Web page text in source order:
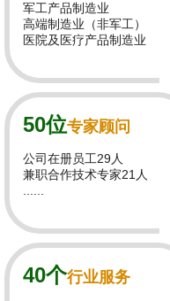
军工产品制造业
高端制造业（非军工）
医院及医疗产品制造业
50位专家顾问
公司在册员工29人
兼职合作技术专家21人
......
40个行业服务